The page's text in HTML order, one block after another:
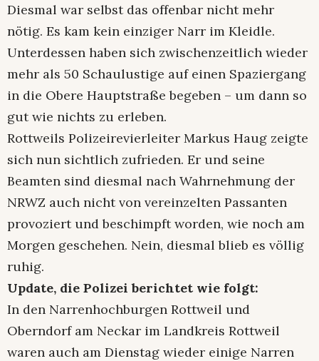
Diesmal war selbst das offenbar nicht mehr
nötig. Es kam kein einziger Narr im Kleidle.
Unterdessen haben sich zwischenzeitlich wieder
mehr als 50 Schaulustige auf einen Spaziergang
in die Obere Hauptstraße begeben – um dann so
gut wie nichts zu erleben.
Rottweils Polizeirevierleiter Markus Haug zeigte
sich nun sichtlich zufrieden. Er und seine
Beamten sind diesmal nach Wahrnehmung der
NRWZ auch nicht von vereinzelten Passanten
provoziert und beschimpft worden, wie noch am
Morgen geschehen. Nein, diesmal blieb es völlig
ruhig.
Update, die Polizei berichtet wie folgt:
In den Narrenhochburgen Rottweil und
Oberndorf am Neckar im Landkreis Rottweil
waren auch am Dienstag wieder einige Narren